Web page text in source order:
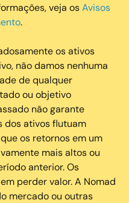
veja osAvisos
.
os ativos
não damos nenhuma
de qualquer
ou objetivo
não garante
dos ativos flutuam
os retornos em um
mais altos ou
anterior. Os
perder valor. A Nomad
mercado ou outras